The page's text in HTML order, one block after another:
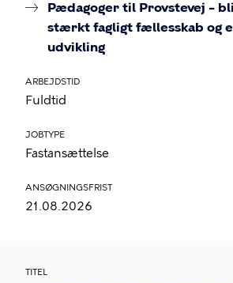
Pædagoger til Provstevej –
stærkt fagligt fællesskab og
udvikling
ARBEJDSTID
Fuldtid
JOBTYPE
Fastansættelse
ANSØGNINGSFRIST
21.08.2026
TITEL